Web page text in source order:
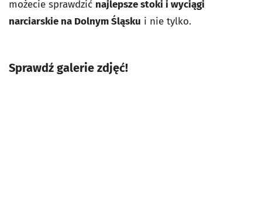
możecie sprawdzić najlepsze stoki i wyciągi
narciarskie na Dolnym Śląsku i nie tylko.
Sprawdź galerie zdjęć!